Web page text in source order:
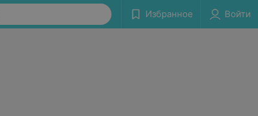
Избранное Войти